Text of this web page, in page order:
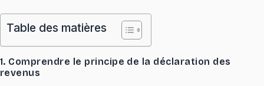
Table des matières
1. Comprendre le principe de la déclaration des
revenus